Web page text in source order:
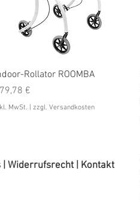
Schnellansicht
Rollator ROOMBA
€
MwSt. zzgl. Versandkosten
| Widerrufsrecht| Kontakt